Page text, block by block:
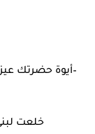
–أيوة حضرتك
خلعت